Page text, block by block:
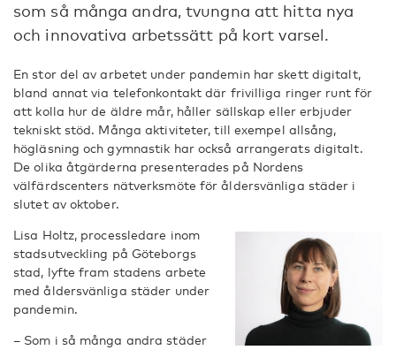
som så många andra, tvungna att hitta nya
och innovativa arbetssätt på kort varsel.
En stor del av arbetet under pandemin har skett digitalt,
bland annat via telefonkontakt där frivilliga ringer runt för
att kolla hur de äldre mår, håller sällskap eller erbjuder
tekniskt stöd. Många aktiviteter, till exempel allsång,
högläsning och gymnastik har också arrangerats digitalt.
De olika åtgärderna presenterades på Nordens
välfärdscenters nätverksmöte för åldersvänliga städer i
slutet av oktober.
Lisa Holtz, processledare inom
stadsutveckling på Göteborgs
stad, lyfte fram stadens arbete
med åldersvänliga städer under
pandemin.
– Som i så många andra städer